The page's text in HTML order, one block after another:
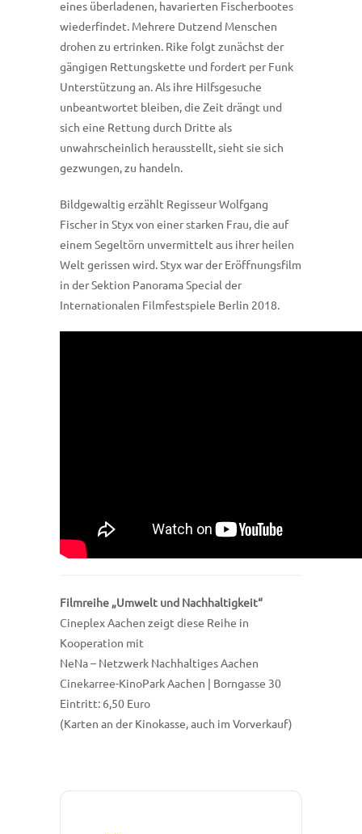
eines überladenen, havarierten Fischerbootes
wiederfindet. Mehrere Dutzend Menschen
drohen zu ertrinken. Rike folgt zunächst der
gängigen Rettungskette und fordert per Funk
Unterstützung an. Als ihre Hilfsgesuche
unbeantwortet bleiben, die Zeit drängt und
sich eine Rettung durch Dritte als
unwahrscheinlich herausstellt, sieht sie sich
gezwungen, zu handeln.
Bildgewaltig erzählt Regisseur Wolfgang
Fischer in Styx von einer starken Frau, die auf
einem Segeltörn unvermittelt aus ihrer heilen
Welt gerissen wird. Styx war der Eröffnungsfilm
in der Sektion Panorama Special der
Internationalen Filmfestspiele Berlin 2018.
Filmreihe „Umwelt und Nachhaltigkeit“
Cineplex Aachen zeigt diese Reihe in
Kooperation mit
NeNa – Netzwerk Nachhaltiges Aachen
Cinekarree-KinoPark Aachen | Borngasse 30
Eintritt: 6,50 Euro
(Karten an der Kinokasse, auch im Vorverkauf)